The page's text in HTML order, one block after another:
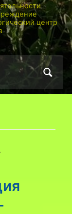
центр